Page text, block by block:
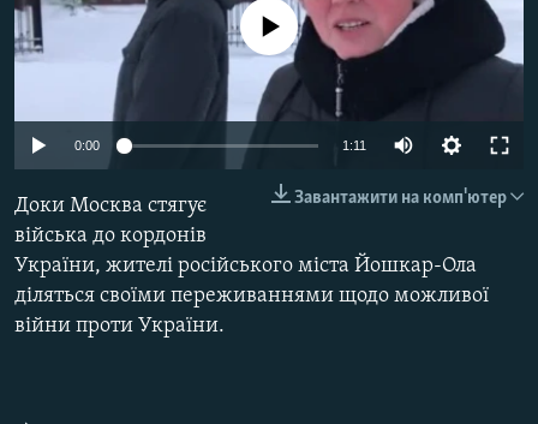
ВІДЕОУРОКИ «ELIFBE»
СВІДЧЕННЯ ОКУПАЦІЇ
УКРАЇНСЬКА ПРОБЛЕМА КРИМУ
ІНФОГРАФІКА
ЯК ОБІЙТИ БЛОКУВАННЯ
Qırımtatar
ДОЛУЧАЙСЯ!
Усі сайти RFE/RL
480p
No media source currently available
0:00 1:11
480p
Завантажити на комп'ютер
Доки Москва стягує
війська до кордонів
України, жителі російського міста Йошкар-Ола
діляться своїми переживаннями щодо можливої
війни проти України.